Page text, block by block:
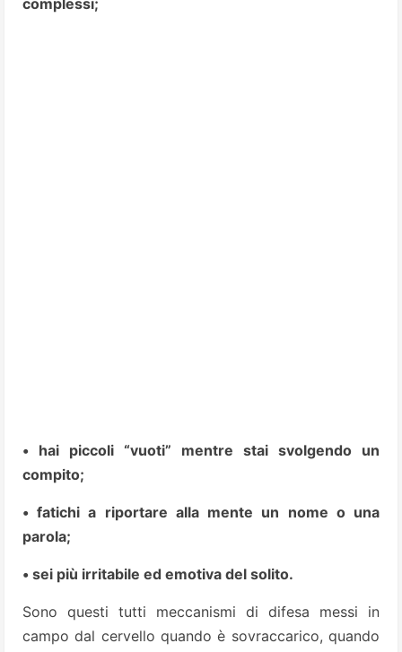
complessi;
• hai piccoli “vuoti” mentre stai svolgendo un
compito;
• fatichi a riportare alla mente un nome o una
parola;
• sei più irritabile ed emotiva del solito.
Sono questi tutti meccanismi di difesa messi in
campo dal cervello quando è sovraccarico, quando